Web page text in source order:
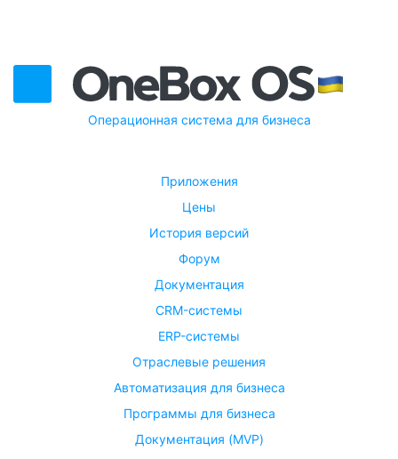
Операционная система для бизнеса
Приложения
Цены
История версий
Форум
Документация
CRM-системы
ERP-системы
Отраслевые решения
Автоматизация для бизнеса
Программы для бизнеса
Документация (MVP)